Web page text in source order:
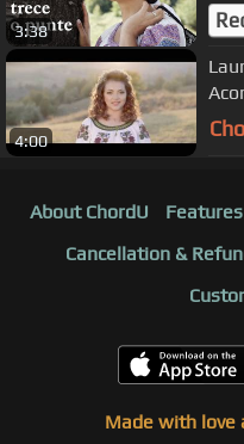
3:38
4:00
About ChordU Features
Cancellation &
Made with love